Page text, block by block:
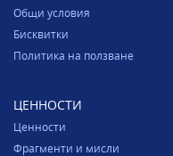
Общи условия
Бисквитки
Политика на ползване
ЦЕННОСТИ
Ценности
Фрагменти и мисли